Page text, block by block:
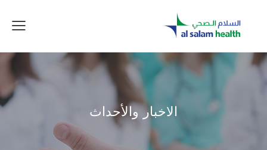
الاخبار والأحداث